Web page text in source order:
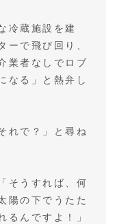
冷蔵施設を建
ーで飛び回り、
業者なしでロブ
なる」と熱弁し
れで？」と尋ね
そうすれば、何
陽の下でうたた
るんですよ！」